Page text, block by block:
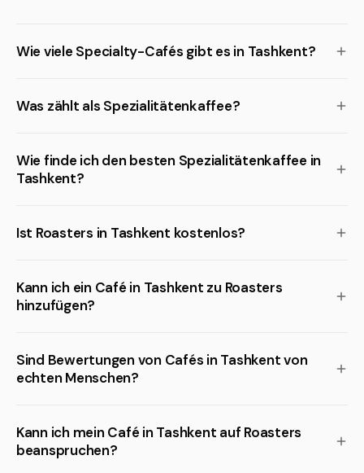
Wie viele Specialty-Cafés gibt es in Tashkent?
Was zählt als Spezialitätenkaffee?
Wie finde ich den besten Spezialitätenkaffee in
Tashkent?
Ist Roasters in Tashkent kostenlos?
Kann ich ein Café in Tashkent zu Roasters
hinzufügen?
Sind Bewertungen von Cafés in Tashkent von
echten Menschen?
Kann ich mein Café in Tashkent auf Roasters
beanspruchen?